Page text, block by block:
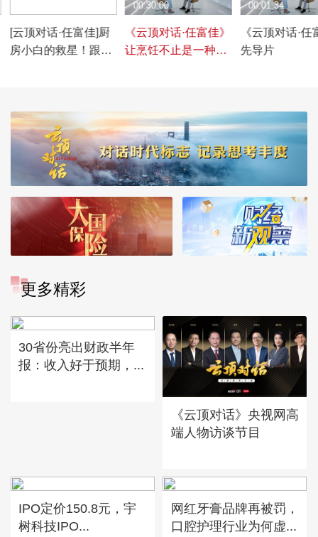
[云顶对话·任富佳]厨
房小白的救星！跟着
《云顶对话·任富佳》
让烹饪不止是一种味
00:30:00
《云顶对话·任
先导片
00:01:34
更多精彩
30省份亮出财政半年
报：收入好于预期，...
《云顶对话》央视网高
端人物访谈节目
IPO定价150.8元，宇
树科技IPO...
网红牙膏品牌再被罚，
口腔护理行业为何虚...